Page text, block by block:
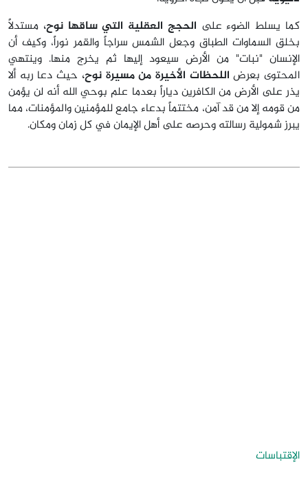
كما يسلط الضوء على الحجج العقلية التي ساقها نوح، مستدلاً
بخلق السماوات الطباق وجعل الشمس سراجاً والقمر نوراً، وكيف أن
الإنسان "نبات" من الأرض سيعود إليها ثم يخرج منها. وينتهي
المحتوى بعرضاللحظات الأخيرة من مسيرة نوح، حيث دعا ربه ألا
يذر على الأرض من الكافرين دياراً بعدما علم بوحي الله أنه لن يؤمن
من قومه إلا من قد آمن، مختتماً بدعاء جامع للمؤمنين والمؤمنات، مما
يبرز شمولية رسالته وحرصه على أهل الإيمان في كل زمان ومكان.
الإقتباسات